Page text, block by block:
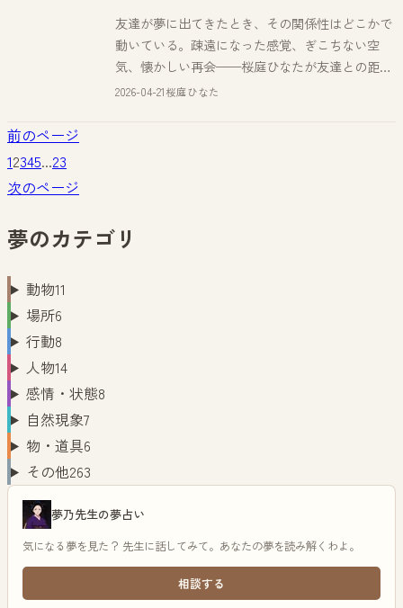
友達が夢に出てきたとき、その関係性はどこかで
動いている。疎遠になった感覚、ぎこちない空
気、懐かしい再会——桜庭ひなたが友達との距離
感が変わる夢を解説する。
2026-04-21桜庭ひなた
前のページ
12345...23
次のページ
夢のカテゴリ
動物11
場所6
行動8
人物14
感情・状態8
自然現象7
物・道具6
その他263
夢乃先生の夢占い
気になる夢を見た？ 先生に話してみて。あなたの夢を読み解くわよ。
相談する